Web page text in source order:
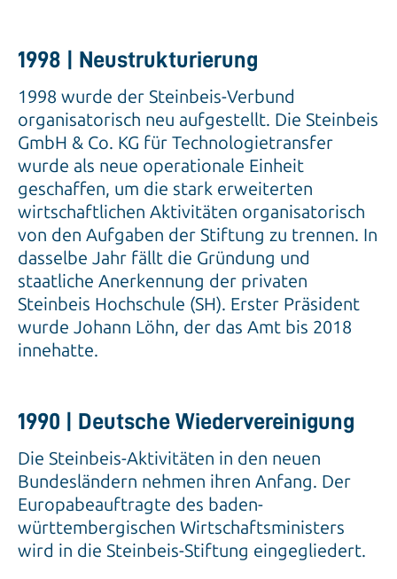
1998 | Neustrukturierung
1998 wurde der Steinbeis-Verbund
organisatorisch neu aufgestellt. Die Steinbeis
GmbH & Co. KG für Technologietransfer
wurde als neue operationale Einheit
geschaffen, um die stark erweiterten
wirtschaftlichen Aktivitäten organisatorisch
von den Aufgaben der Stiftung zu trennen. In
dasselbe Jahr fällt die Gründung und
staatliche Anerkennung der privaten
Steinbeis Hochschule (SH). Erster Präsident
wurde Johann Löhn, der das Amt bis 2018
innehatte.
1990 | Deutsche Wiedervereinigung
Die Steinbeis-Aktivitäten in den neuen
Bundesländern nehmen ihren Anfang. Der
Europabeauftragte des baden-
württembergischen Wirtschaftsministers
wird in die Steinbeis-Stiftung eingegliedert.